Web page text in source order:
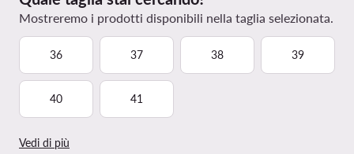
Mostreremo i prodotti disponibili nella taglia selezionata.
36 37 38 39
40 41
Vedi di più